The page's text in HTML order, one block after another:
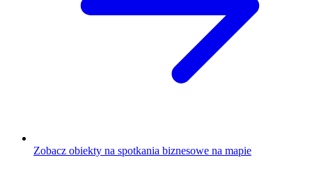
Zobacz obiekty na spotkania biznesowe na mapie